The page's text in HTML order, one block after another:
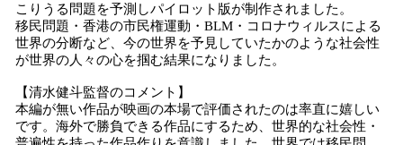
こりうる問題を予測しパイロット版が制作されました。
移民問題・香港の市民権運動・BLM・コロナウィルスによる
世界の分断など、今の世界を予見していたかのような社会性
が世界の人々の心を掴む結果になりました。
【清水健斗監督のコメント】
本編が無い作品が映画の本場で評価されたのは率直に嬉しい
です。海外で勝負できる作品にするため、世界的な社会性・